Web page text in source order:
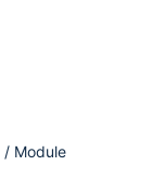
/ Module